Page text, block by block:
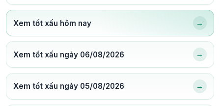
Xem tốt xấu hôm nay →
Xem tốt xấu ngày 06/08/2026 →
Xem tốt xấu ngày 05/08/2026 →